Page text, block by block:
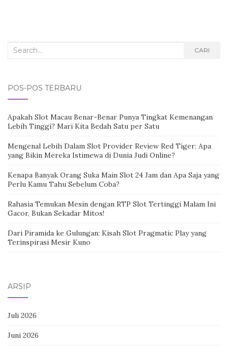
Search
CARI
POS-POS TERBARU
Apakah Slot Macau Benar-Benar Punya Tingkat Kemenangan
Lebih Tinggi? Mari Kita Bedah Satu per Satu
Mengenal Lebih Dalam Slot Provider Review Red Tiger: Apa
yang Bikin Mereka Istimewa di Dunia Judi Online?
Kenapa Banyak Orang Suka Main Slot 24 Jam dan Apa Saja yang
Perlu Kamu Tahu Sebelum Coba?
Rahasia Temukan Mesin dengan RTP Slot Tertinggi Malam Ini
Gacor, Bukan Sekadar Mitos!
Dari Piramida ke Gulungan: Kisah Slot Pragmatic Play yang
Terinspirasi Mesir Kuno
ARSIP
Juli 2026
Juni 2026